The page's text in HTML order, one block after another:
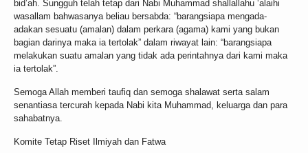
bid’ah. Sungguh telah tetap dari Nabi Muhammad shallallahu ‘alaihi
wasallam bahwasanya beliau bersabda: “barangsiapa mengada-
adakan sesuatu (amalan) dalam perkara (agama) kami yang bukan
bagian darinya maka ia tertolak” dalam riwayat lain: “barangsiapa
melakukan suatu amalan yang tidak ada perintahnya dari kami maka
ia tertolak”.
Semoga Allah memberi taufiq dan semoga shalawat serta salam
senantiasa tercurah kepada Nabi kita Muhammad, keluarga dan para
sahabatnya.
Komite Tetap Riset Ilmiyah dan Fatwa